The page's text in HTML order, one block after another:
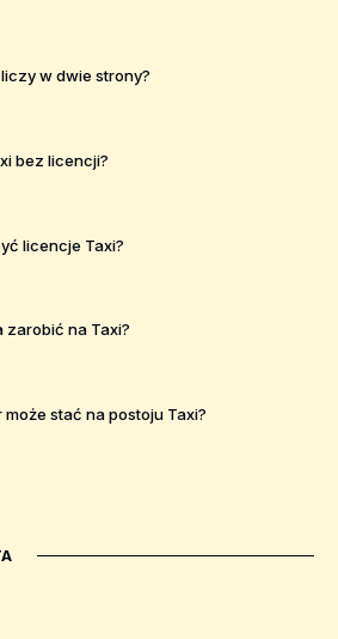
w dwie strony?
bez licencji?
licencje Taxi?
zarobić na Taxi?
może stać na postoju Taxi?